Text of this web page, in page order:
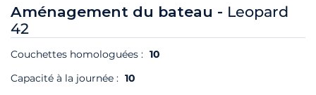
Aménagement du bateau - Leopard
42
Couchettes homologuées : 10
Capacité à la journée : 10